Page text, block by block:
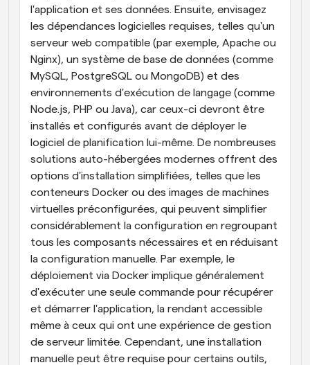
l'application et ses données. Ensuite, envisagez
les dépendances logicielles requises, telles qu'un
serveur web compatible (par exemple, Apache ou
Nginx), un système de base de données (comme
MySQL, PostgreSQL ou MongoDB) et des
environnements d'exécution de langage (comme
Node.js, PHP ou Java), car ceux-ci devront être
installés et configurés avant de déployer le
logiciel de planification lui-même. De nombreuses
solutions auto-hébergées modernes offrent des
options d'installation simplifiées, telles que les
conteneurs Docker ou des images de machines
virtuelles préconfigurées, qui peuvent simplifier
considérablement la configuration en regroupant
tous les composants nécessaires et en réduisant
la configuration manuelle. Par exemple, le
déploiement via Docker implique généralement
d'exécuter une seule commande pour récupérer
et démarrer l'application, la rendant accessible
même à ceux qui ont une expérience de gestion
de serveur limitée. Cependant, une installation
manuelle peut être requise pour certains outils,